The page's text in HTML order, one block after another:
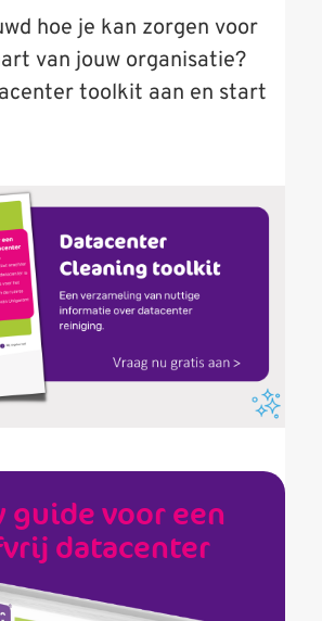
hoe je kan zorgen voor
van jouw organisatie?
toolkit aan en start
guide voor een
datacenter